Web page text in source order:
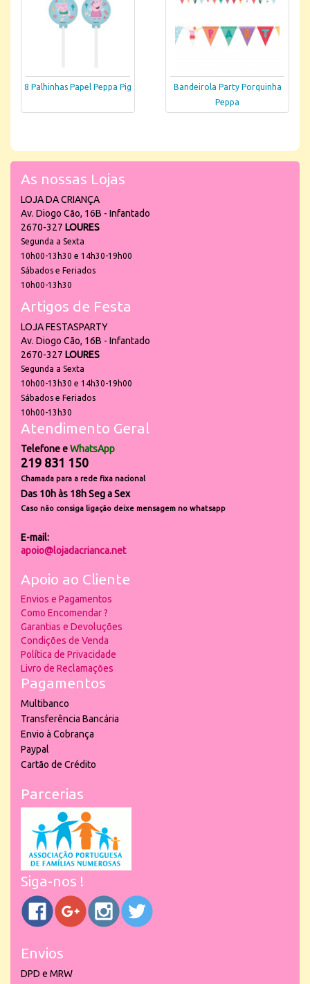
8 Palhinhas Papel Peppa Pig
Bandeirola Party Porquinha
Peppa
As nossas Lojas
LOJA DA CRIANÇA
Av. Diogo Cão, 16B - Infantado
2670-327 LOURES
Segunda a Sexta
10h00-13h30 e 14h30-19h00
Sábados e Feriados
10h00-13h30
Artigos de Festa
LOJA FESTASPARTY
Av. Diogo Cão, 16B - Infantado
2670-327 LOURES
Segunda a Sexta
10h00-13h30 e 14h30-19h00
Sábados e Feriados
10h00-13h30
Atendimento Geral
Telefone eWhatsApp
219 831 150
Chamada para a rede fixa nacional
Das 10h às 18h Seg a Sex
Caso não consiga ligação deixe mensagem no whatsapp
E-mail:
apoio@lojadacrianca.net
Apoio ao Cliente
Envios e Pagamentos
Como Encomendar ?
Garantias e Devoluções
Condições de Venda
Política de Privacidade
Livro de Reclamações
Pagamentos
Multibanco
Transferência Bancária
Envio à Cobrança
Paypal
Cartão de Crédito
Parcerias
Siga-nos !
Envios
DPD e MRW